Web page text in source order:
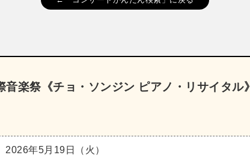
楽祭《チョ・ソンジン ピアノ・リサイタル》
2026年5月19日（火）